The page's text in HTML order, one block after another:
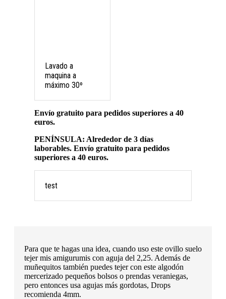
Lavado a
maquina a
máximo 30º
Envío gratuito para pedidos superiores a 40
euros.
PENÍNSULA: Alrededor de 3 días
laborables. Envío gratuito para pedidos
superiores a 40 euros.
test
Para que te hagas una idea, cuando uso este ovillo suelo
tejer mis amigurumis con aguja del 2,25. Además de
muñequitos también puedes tejer con este algodón
mercerizado pequeños bolsos o prendas veraniegas,
pero entonces usa agujas más gordotas, Drops
recomienda 4mm.